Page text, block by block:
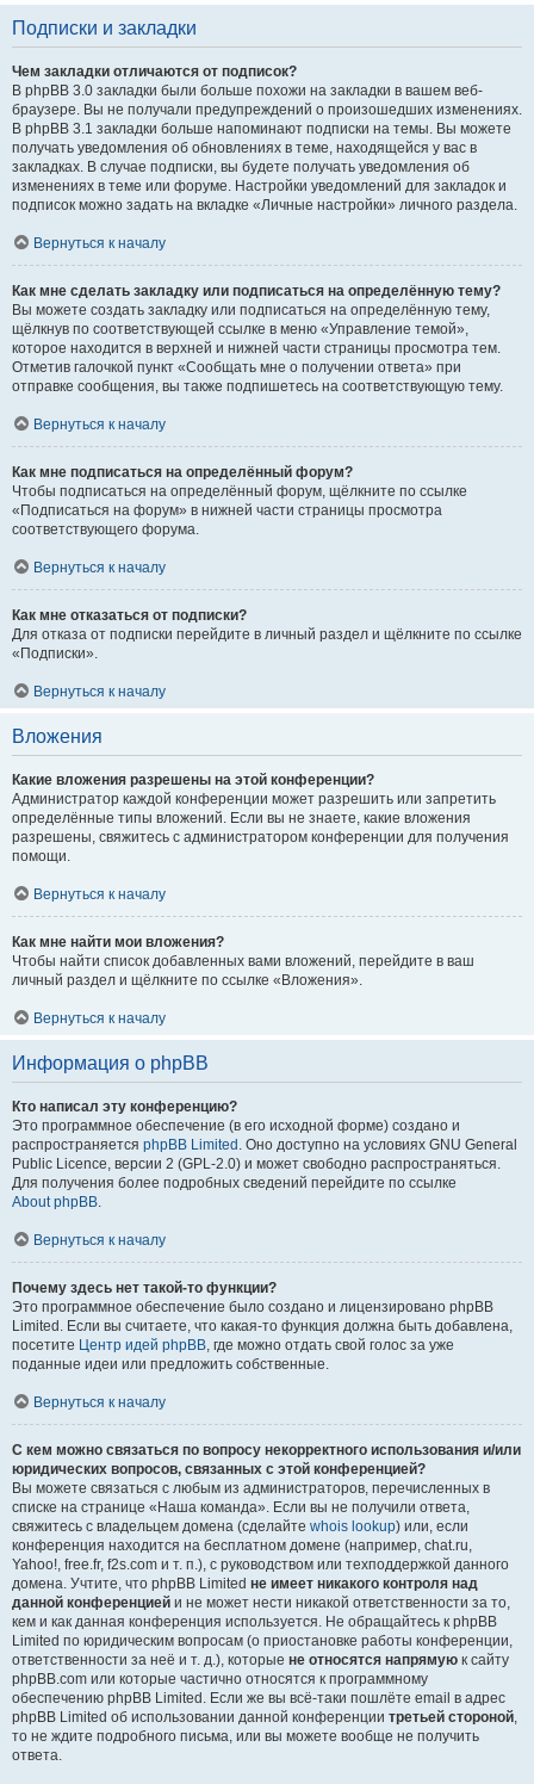
Подписки и закладки
Чем закладки отличаются от подписок?
В phpBB 3.0 закладки были больше похожи на закладки в вашем веб-
браузере. Вы не получали предупреждений о произошедших изменениях.
В phpBB 3.1 закладки больше напоминают подписки на темы. Вы можете
получать уведомления об обновлениях в теме, находящейся у вас в
закладках. В случае подписки, вы будете получать уведомления об
изменениях в теме или форуме. Настройки уведомлений для закладок и
подписок можно задать на вкладке «Личные настройки» личного раздела.
Вернуться к началу
Как мне сделать закладку или подписаться на определённую тему?
Вы можете создать закладку или подписаться на определённую тему,
щёлкнув по соответствующей ссылке в меню «Управление темой»,
которое находится в верхней и нижней части страницы просмотра тем.
Отметив галочкой пункт «Сообщать мне о получении ответа» при
отправке сообщения, вы также подпишетесь на соответствующую тему.
Вернуться к началу
Как мне подписаться на определённый форум?
Чтобы подписаться на определённый форум, щёлкните по ссылке
«Подписаться на форум» в нижней части страницы просмотра
соответствующего форума.
Вернуться к началу
Как мне отказаться от подписки?
Для отказа от подписки перейдите в личный раздел и щёлкните по ссылке
«Подписки».
Вернуться к началу
Вложения
Какие вложения разрешены на этой конференции?
Администратор каждой конференции может разрешить или запретить
определённые типы вложений. Если вы не знаете, какие вложения
разрешены, свяжитесь с администратором конференции для получения
помощи.
Вернуться к началу
Как мне найти мои вложения?
Чтобы найти список добавленных вами вложений, перейдите в ваш
личный раздел и щёлкните по ссылке «Вложения».
Вернуться к началу
Информация о phpBB
Кто написал эту конференцию?
Это программное обеспечение (в его исходной форме) создано и
распространяется phpBB Limited . Оно доступно на условиях GNU General
Public Licence, версии 2 (GPL-2.0) и может свободно распространяться.
Для получения более подробных сведений перейдите по ссылке
About phpBB.
Вернуться к началу
Почему здесь нет такой-то функции?
Это программное обеспечение было создано и лицензировано phpBB
Limited. Если вы считаете, что какая-то функция должна быть добавлена,
посетите Центр идей phpBB, где можно отдать свой голос за уже
поданные идеи или предложить собственные.
Вернуться к началу
С кем можно связаться по вопросу некорректного использования и/или
юридических вопросов, связанных с этой конференцией?
Вы можете связаться с любым из администраторов, перечисленных в
списке на странице «Наша команда». Если вы не получили ответа,
свяжитесь с владельцем домена (сделайте whois lookup) или, если
конференция находится на бесплатном домене (например, chat.ru,
Yahoo!, free.fr, f2s.com и т. п.), с руководством или техподдержкой данного
домена. Учтите, что phpBB Limited не имеет никакого контроля над
данной конференцией и не может нести никакой ответственности за то,
кем и как данная конференция используется. Не обращайтесь к phpBB
Limited по юридическим вопросам (о приостановке работы конференции,
ответственности за неё и т. д.), которые не относятся напрямую к сайту
phpBB.com или которые частично относятся к программному
обеспечению phpBB Limited. Если же вы всё-таки пошлёте email в адрес
phpBB Limited об использовании данной конференции третьей стороной,
то не ждите подробного письма, или вы можете вообще не получить
ответа.